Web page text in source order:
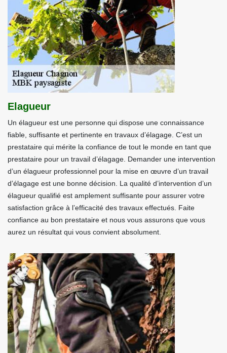
Elagueur
Un élagueur est une personne qui dispose une connaissance
fiable, suffisante et pertinente en travaux d’élagage. C’est un
prestataire qui mérite la confiance de tout le monde en tant que
prestataire pour un travail d’élagage. Demander une intervention
d’un élagueur professionnel pour la mise en œuvre d’un travail
d’élagage est une bonne décision. La qualité d’intervention d’un
élagueur qualifié est amplement suffisante pour assurer votre
satisfaction grâce à l’efficacité des travaux effectués. Faite
confiance au bon prestataire et nous vous assurons que vous
aurez un résultat qui vous convient absolument.